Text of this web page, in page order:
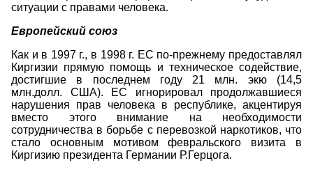
ситуации с правами человека.
Европейский союз
Как и в 1997 г., в 1998 г. ЕС по-прежнему предоставлял
Киргизии прямую помощь и техническое содействие,
достигшие в последнем году 21 млн. экю (14,5
млн.долл. США). ЕС игнорировал продолжавшиеся
нарушения прав человека в республике, акцентируя
вместо этого внимание на необходимости
сотрудничества в борьбе с перевозкой наркотиков, что
стало основным мотивом февральского визита в
Киргизию президента Германии Р.Герцога.